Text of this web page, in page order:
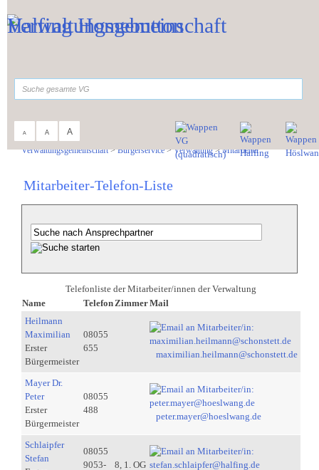
A A A
Verwaltungsgemeinschaft>Bürgerservice>Verwaltung>Mitarbeiter
Mitarbeiter-Telefon-Liste
Telefonliste der Mitarbeiter/innen der Verwaltung
Name
Telefon ZimmerMail
Heilmann
Maximilian
Erster
Bürgermeister
08055
655
maximilian.heilmann@schonstett.de
Mayer Dr.
Peter
Erster
Bürgermeister
08055
488
peter.mayer@hoeslwang.de
Schlaipfer
Stefan
08055
9053-
8, 1. OG